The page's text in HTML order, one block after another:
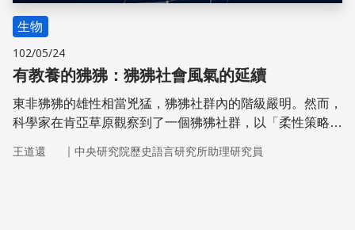
生物
102/05/24
有教養的狒狒：狒狒社會風氣的延續
東非狒狒的雄性相當兇猛，狒狒社群內的階級嚴明。然而，
科學家在肯亞草原觀察到了一個狒狒社群，以「柔性策略」
王道還 ｜ 中央研究院歷史語言研究所助理研究員